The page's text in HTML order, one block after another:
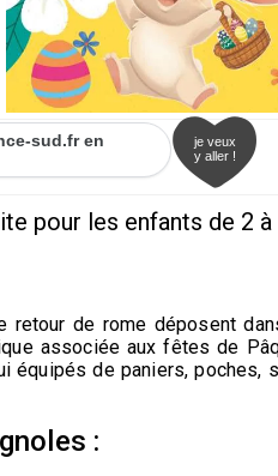
sud.fr en
je veux
y aller !
pour les enfants de 2
retour de rome déposent
associée aux fêtes de
équipés de paniers,
: